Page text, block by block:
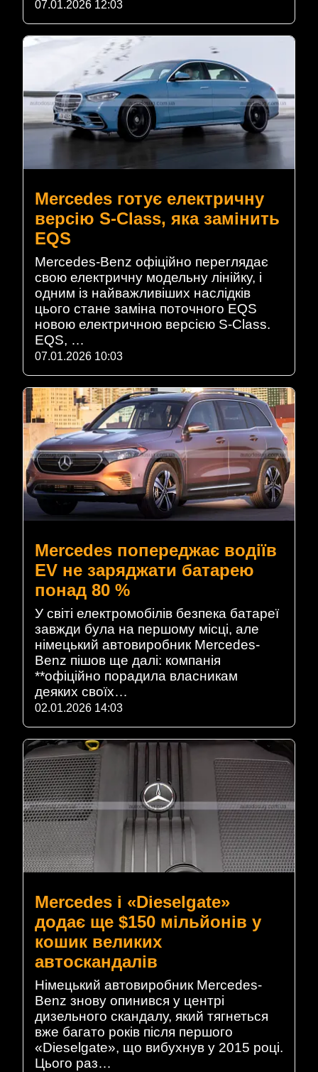
07.01.2026 12:03
Mercedes готує електричну
версію S-Class, яка замінить
EQS
Mercedes-Benz офіційно переглядає
свою електричну модельну лінійку, і
одним із найважливіших наслідків
цього стане заміна поточного EQS
новою електричною версією S-Class.
EQS, …
07.01.2026 10:03
Mercedes попереджає водіїв
EV не заряджати батарею
понад 80 %
У світі електромобілів безпека батареї
завжди була на першому місці, але
німецький автовиробник Mercedes-
Benz пішов ще далі: компанія
**офіційно порадила власникам
деяких своїх…
02.01.2026 14:03
Mercedes і «Dieselgate»
додає ще $150 мільйонів у
кошик великих
автоскандалів
Німецький автовиробник Mercedes-
Benz знову опинився у центрі
дизельного скандалу, який тягнеться
вже багато років після першого
«Dieselgate», що вибухнув у 2015 році.
Цього раз…